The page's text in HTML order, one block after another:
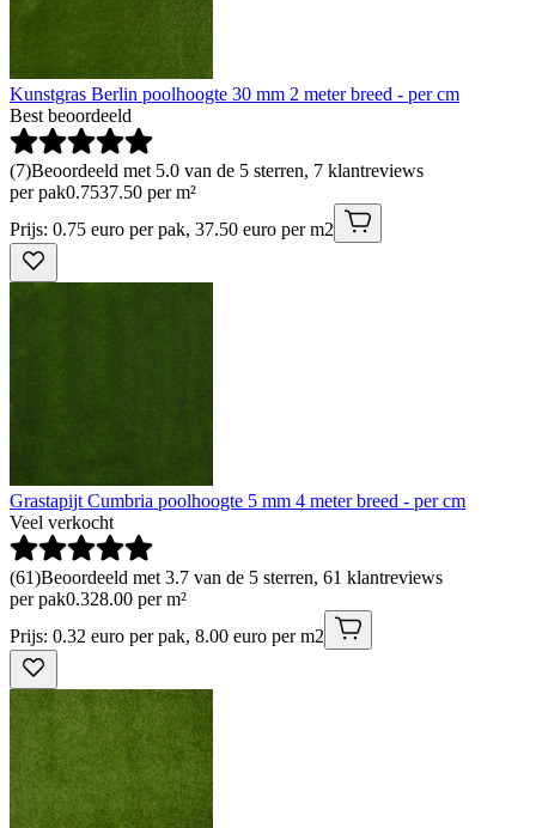
Kunstgras Berlin poolhoogte 30 mm 2 meter breed - per cm
Best beoordeeld
(7)Beoordeeld met 5.0 van de 5 sterren, 7 klantreviews
per pak0.7537.50 per m²
Prijs: 0.75 euro per pak, 37.50 euro per m2
Grastapijt Cumbria poolhoogte 5 mm 4 meter breed - per cm
Veel verkocht
(61)Beoordeeld met 3.7 van de 5 sterren, 61 klantreviews
per pak0.328.00 per m²
Prijs: 0.32 euro per pak, 8.00 euro per m2